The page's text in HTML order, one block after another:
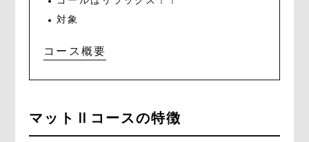
対象
コース概要
マットⅡコースの特徴